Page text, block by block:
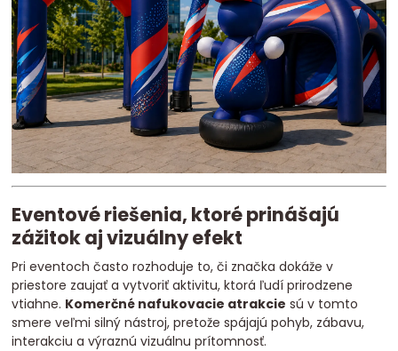
Eventové riešenia, ktoré prinášajú
zážitok aj vizuálny efekt
Pri eventoch často rozhoduje to, či značka dokáže v
priestore zaujať a vytvoriť aktivitu, ktorá ľudí prirodzene
vtiahne. Komerčné nafukovacie atrakcie sú v tomto
smere veľmi silný nástroj, pretože spájajú pohyb, zábavu,
interakciu a výraznú vizuálnu prítomnosť.